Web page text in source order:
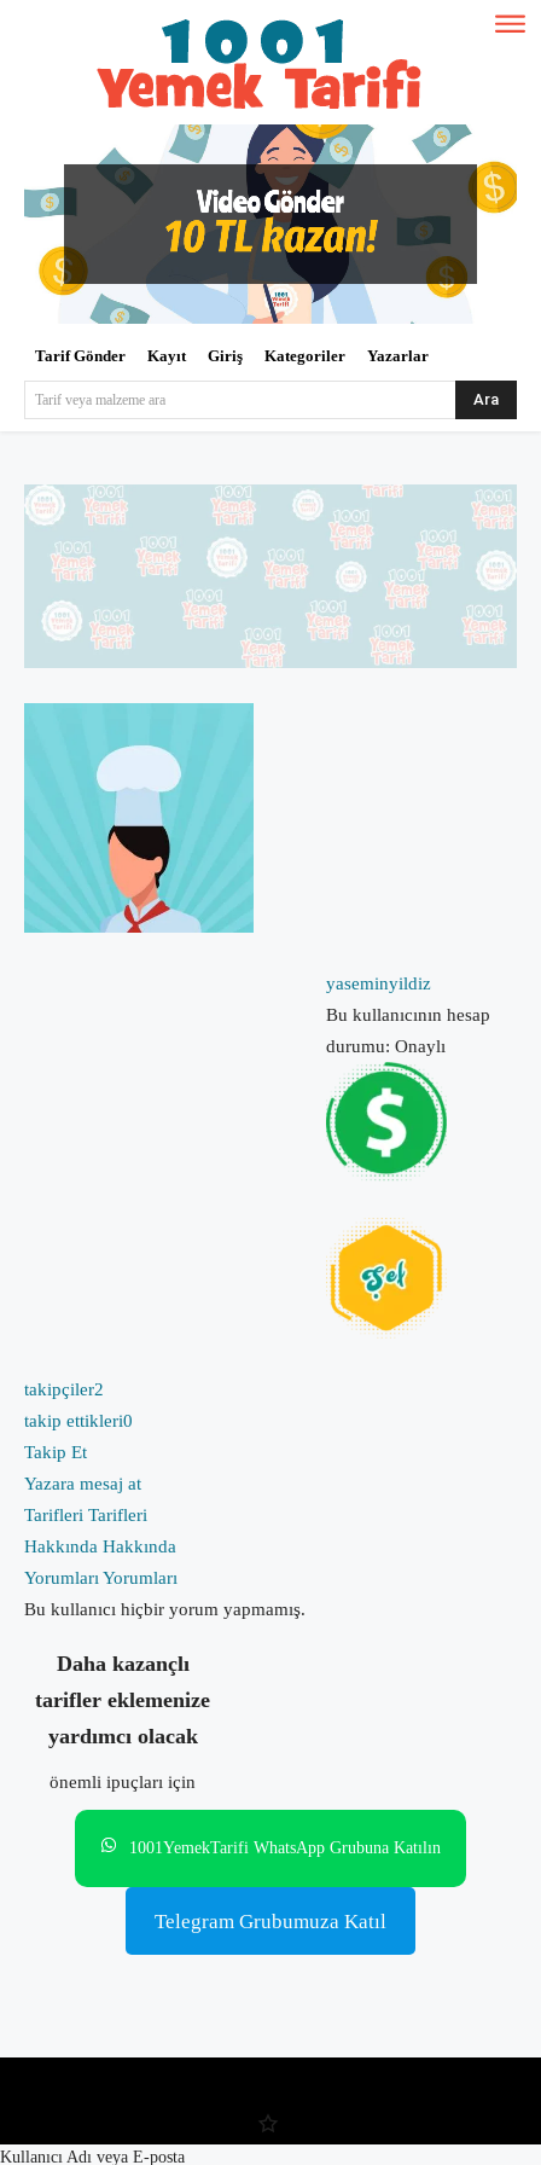
Tarif Gönder Kayıt Giriş Kategoriler Yazarlar
Tarif veya malzeme ara Ara
yaseminyildiz
Bu kullanıcının hesap
durumu: Onaylı
takipçiler2
takip ettikleri0
Takip Et
Yazara mesaj at
Tarifleri Tarifleri
Hakkında Hakkında
Yorumları Yorumları
Bu kullanıcı hiçbir yorum yapmamış.
Daha kazançlı
tarifler eklemenize
yardımcı olacak
önemli ipuçları için
1001YemekTarifi WhatsApp Grubuna Katılın
Telegram Grubumuza Katıl
Kullanıcı Adı veya E-posta